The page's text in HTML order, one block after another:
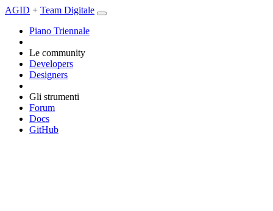
AGID + Team Digitale
Piano Triennale
Le community
Developers
Designers
Gli strumenti
Forum
Docs
GitHub